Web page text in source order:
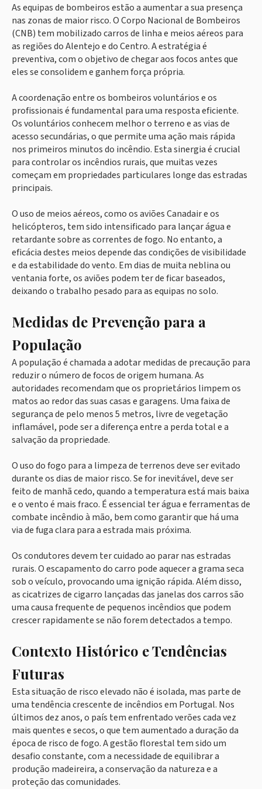
As equipas de bombeiros estão a aumentar a sua presença
nas zonas de maior risco. O Corpo Nacional de Bombeiros
(CNB) tem mobilizado carros de linha e meios aéreos para
as regiões do Alentejo e do Centro. A estratégia é
preventiva, com o objetivo de chegar aos focos antes que
eles se consolidem e ganhem força própria.
A coordenação entre os bombeiros voluntários e os
profissionais é fundamental para uma resposta eficiente.
Os voluntários conhecem melhor o terreno e as vias de
acesso secundárias, o que permite uma ação mais rápida
nos primeiros minutos do incêndio. Esta sinergia é crucial
para controlar os incêndios rurais, que muitas vezes
começam em propriedades particulares longe das estradas
principais.
O uso de meios aéreos, como os aviões Canadair e os
helicópteros, tem sido intensificado para lançar água e
retardante sobre as correntes de fogo. No entanto, a
eficácia destes meios depende das condições de visibilidade
e da estabilidade do vento. Em dias de muita neblina ou
ventania forte, os aviões podem ter de ficar baseados,
deixando o trabalho pesado para as equipas no solo.
Medidas de Prevenção para a
População
A população é chamada a adotar medidas de precaução para
reduzir o número de focos de origem humana. As
autoridades recomendam que os proprietários limpem os
matos ao redor das suas casas e garagens. Uma faixa de
segurança de pelo menos 5 metros, livre de vegetação
inflamável, pode ser a diferença entre a perda total e a
salvação da propriedade.
O uso do fogo para a limpeza de terrenos deve ser evitado
durante os dias de maior risco. Se for inevitável, deve ser
feito de manhã cedo, quando a temperatura está mais baixa
e o vento é mais fraco. É essencial ter água e ferramentas de
combate incêndio à mão, bem como garantir que há uma
via de fuga clara para a estrada mais próxima.
Os condutores devem ter cuidado ao parar nas estradas
rurais. O escapamento do carro pode aquecer a grama seca
sob o veículo, provocando uma ignição rápida. Além disso,
as cicatrizes de cigarro lançadas das janelas dos carros são
uma causa frequente de pequenos incêndios que podem
crescer rapidamente se não forem detectados a tempo.
Contexto Histórico e Tendências
Futuras
Esta situação de risco elevado não é isolada, mas parte de
uma tendência crescente de incêndios em Portugal. Nos
últimos dez anos, o país tem enfrentado verões cada vez
mais quentes e secos, o que tem aumentado a duração da
época de risco de fogo. A gestão florestal tem sido um
desafio constante, com a necessidade de equilibrar a
produção madeireira, a conservação da natureza e a
proteção das comunidades.